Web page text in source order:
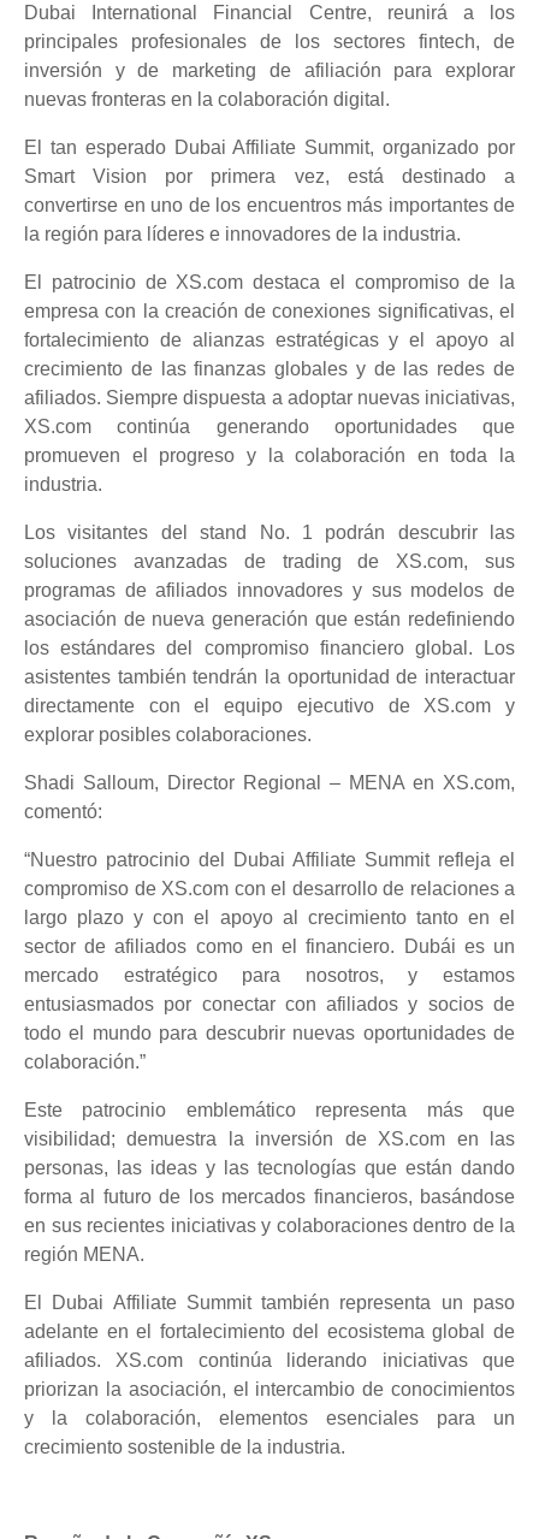
Dubai International Financial Centre, reunirá a los
principales profesionales de los sectores fintech, de
inversión y de marketing de afiliación para explorar
nuevas fronteras en la colaboración digital.
El tan esperado Dubai Affiliate Summit, organizado por
Smart Vision por primera vez, está destinado a
convertirse en uno de los encuentros más importantes de
la región para líderes e innovadores de la industria.
El patrocinio de XS.com destaca el compromiso de la
empresa con la creación de conexiones significativas, el
fortalecimiento de alianzas estratégicas y el apoyo al
crecimiento de las finanzas globales y de las redes de
afiliados. Siempre dispuesta a adoptar nuevas iniciativas,
XS.com continúa generando oportunidades que
promueven el progreso y la colaboración en toda la
industria.
Los visitantes del stand No. 1 podrán descubrir las
soluciones avanzadas de trading de XS.com, sus
programas de afiliados innovadores y sus modelos de
asociación de nueva generación que están redefiniendo
los estándares del compromiso financiero global. Los
asistentes también tendrán la oportunidad de interactuar
directamente con el equipo ejecutivo de XS.com y
explorar posibles colaboraciones.
Shadi Salloum, Director Regional – MENA en XS.com,
comentó:
“Nuestro patrocinio del Dubai Affiliate Summit refleja el
compromiso de XS.com con el desarrollo de relaciones a
largo plazo y con el apoyo al crecimiento tanto en el
sector de afiliados como en el financiero. Dubái es un
mercado estratégico para nosotros, y estamos
entusiasmados por conectar con afiliados y socios de
todo el mundo para descubrir nuevas oportunidades de
colaboración.”
Este patrocinio emblemático representa más que
visibilidad; demuestra la inversión de XS.com en las
personas, las ideas y las tecnologías que están dando
forma al futuro de los mercados financieros, basándose
en sus recientes iniciativas y colaboraciones dentro de la
región MENA.
El Dubai Affiliate Summit también representa un paso
adelante en el fortalecimiento del ecosistema global de
afiliados. XS.com continúa liderando iniciativas que
priorizan la asociación, el intercambio de conocimientos
y la colaboración, elementos esenciales para un
crecimiento sostenible de la industria.